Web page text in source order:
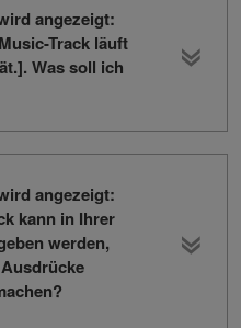
angezeigt:
Track läuft
Was soll ich
angezeigt:
kann in Ihrer
werden,